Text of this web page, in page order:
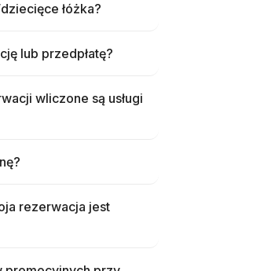
łóżka?
lub przedpłatę?
wliczone są usługi
rezerwacja jest